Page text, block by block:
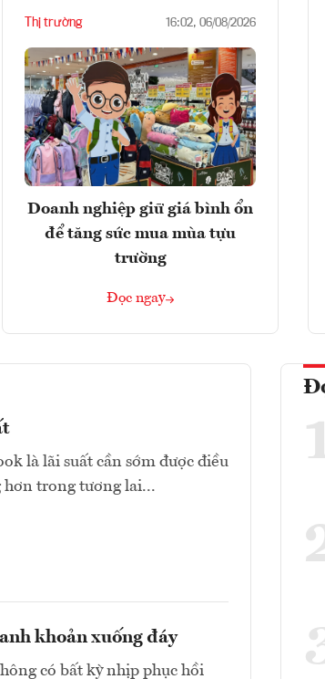
Thị trường 16:02, 06/08/2026
Doanh nghiệp giữ giá bình ổn
để tăng sức mua mùa tựu
trường
Đọc ngay
là lãi suất cần sớm được điều
hơn trong tương lai...
khoản xuống đáy
có bất kỳ nhịp phục hồi